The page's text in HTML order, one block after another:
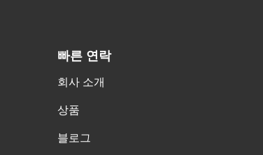
빠른 연락
회사 소개
상품
블로그